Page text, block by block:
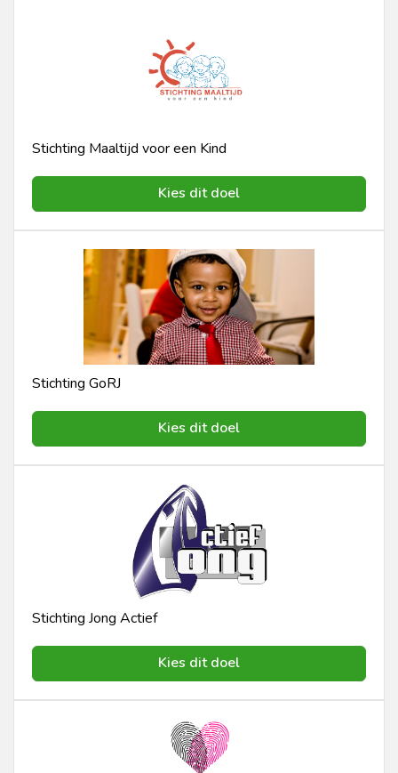
Stichting Maaltijd voor een Kind
Kies dit doel
Stichting GoRJ
Kies dit doel
Stichting Jong Actief
Kies dit doel